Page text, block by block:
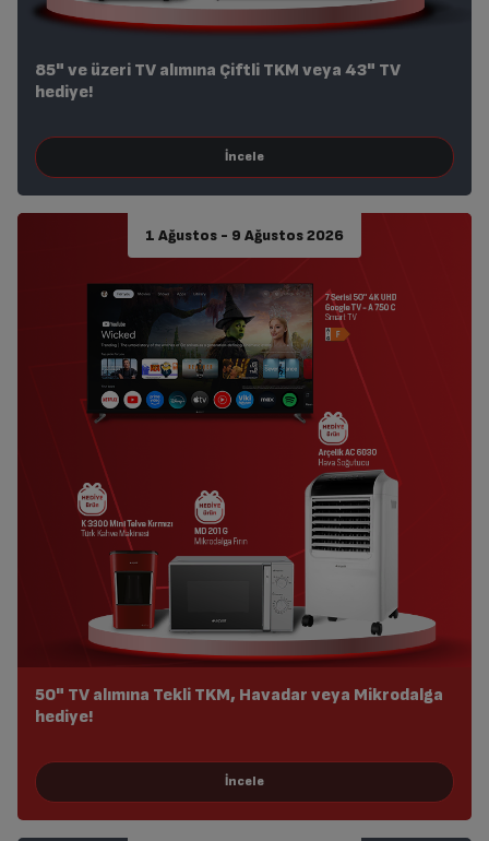
85" ve üzeri TV alımına Çiftli TKM veya 43" TV
hediye!
1 Ağustos - 9 Ağustos 2026
50" TV alımına Tekli TKM, Havadar veya Mikrodalga
hediye!